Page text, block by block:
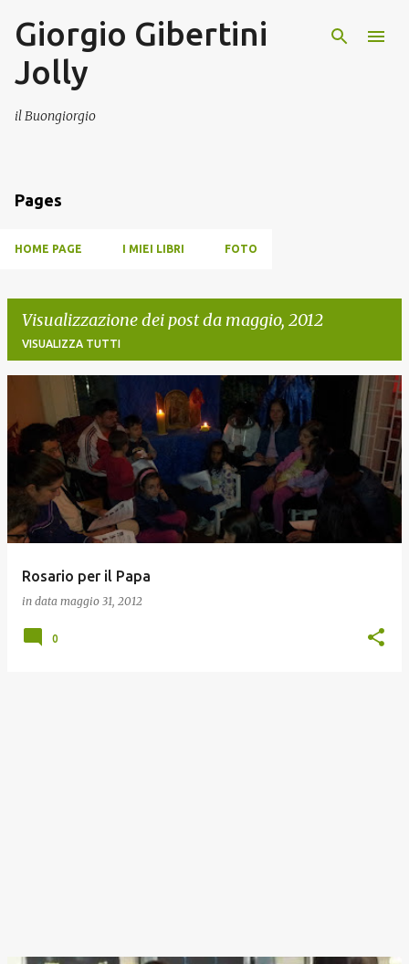
Passa ai contenuti principali
Giorgio Gibertini
Jolly
il Buongiorgio
Pages
HOME PAGE I MIEI LIBRI FOTO
Visualizzazione dei post da maggio, 2012
VISUALIZZA TUTTI
o
s
t
Rosario per il Papa
in data maggio 31, 2012
0